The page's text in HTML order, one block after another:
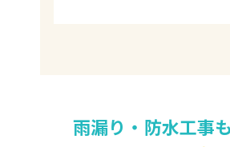
雨漏り・防水工事